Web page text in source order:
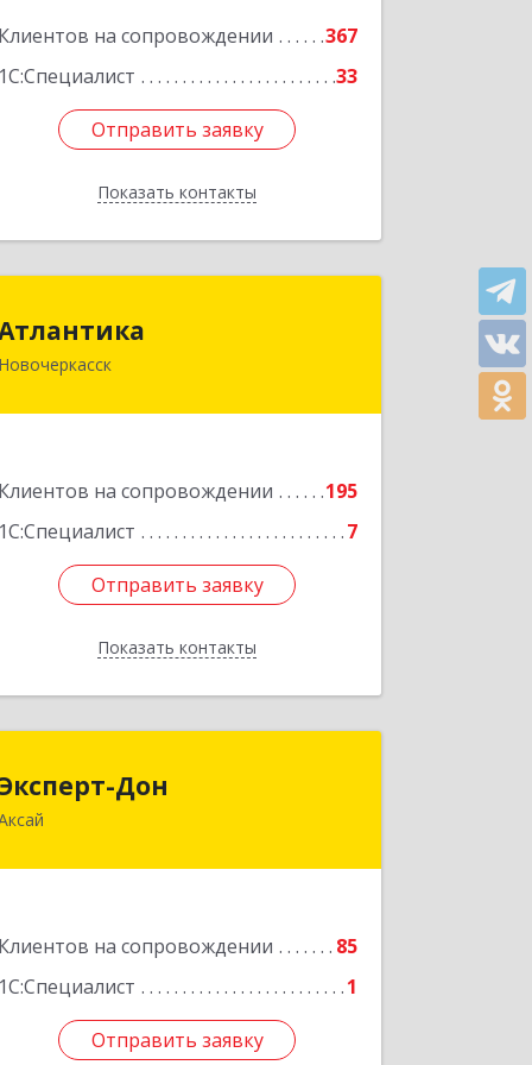
Клиентов на сопровождении
367
1С:Специалист
33
Отправить заявку
Показать контакты
Отправить заявку
Назад
Новочеркасск
Клиентов на сопровождении
195
1С:Специалист
7
Отправить заявку
Показать контакты
346428, Ростовская обл, Новочеркасск
Подробнее
Отправить заявку
Назад
Дон
Клиентов на сопровождении
85
1С:Специалист
1
Отправить заявку
Отправить заявку